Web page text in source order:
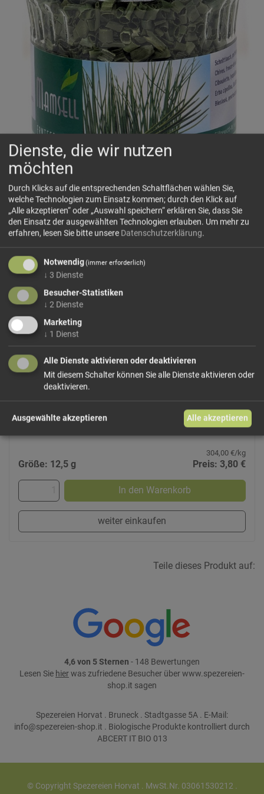
Schnittlauch gefriergetrocknet Mamsell
Fein geschnittener Schnittlauch, schonend
gefriergetrocknet, wodurch Farbe, Aroma und Frische
weitgehend erhalten bleiben. Ideal zum Verfeinern von
304,00 €/kg
Größe: 12,5 g Preis: 3,80 €
In den Warenkorb
weiter einkaufen
Teile dieses Produkt auf:
4,6 von 5 Sternen - 148 Bewertungen
Lesen Sie hierwas zufriedene Besucher über www.spezereien-
shop.it sagen
Spezereien Horvat . Bruneck . Stadtgasse 5A . E-Mail:
info@spezereien-shop.it . Biologische Produkte kontrolliert durch
ABCERT IT BIO 013
© Copyright Spezereien Horvat . MwSt.Nr. 03061530212 .
Dienste, die wir nutzen
möchten
Durch Klicks auf die entsprechenden Schaltflächen wählen Sie,
welche Technologien zum Einsatz kommen; durch den Klick auf
„Alle akzeptieren“ oder „Auswahl speichern“ erklären Sie, dass Sie
den Einsatz der ausgewählten Technologien erlauben. Um mehr zu
erfahren, lesen Sie bitte unsere Datenschutzerklärung.
Notwendig(immer erforderlich)
↓ 3 Dienste
Besucher-Statistiken
↓ 2 Dienste
Marketing
↓ 1 Dienst
Alle Dienste aktivieren oder deaktivieren
Mit diesem Schalter können Sie alle Dienste aktivieren oder
deaktivieren.
Ausgewählte akzeptieren Alle akzeptieren